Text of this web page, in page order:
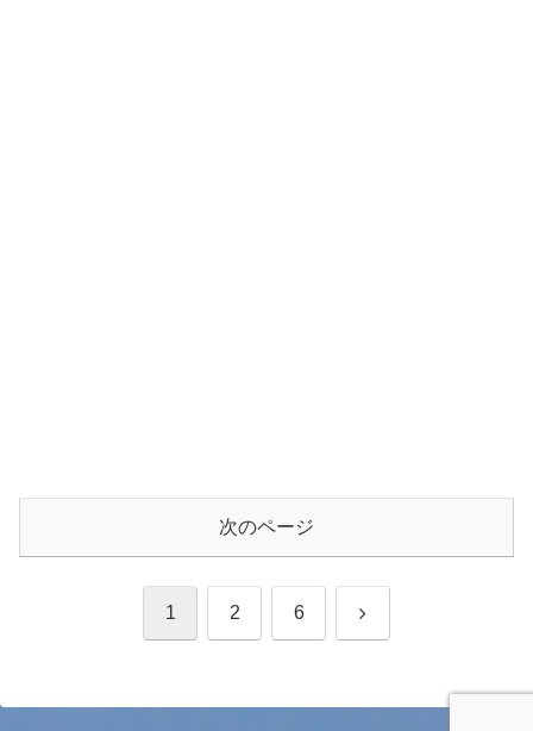
次のページ
1 2 6 次